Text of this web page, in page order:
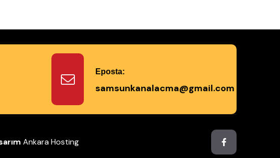
Eposta:
samsunkanalacma@gmail.com
Ankara Hosting